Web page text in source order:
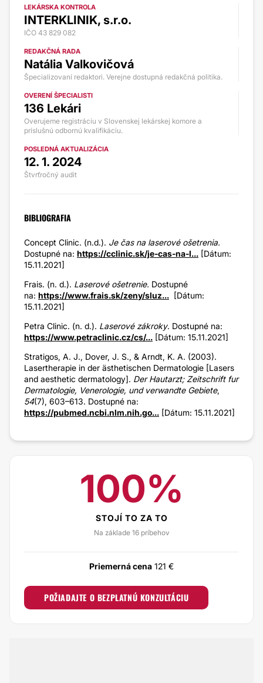
LEKÁRSKA KONTROLA
INTERKLINIK, s.r.o.
IČO 43 829 082
REDAKČNÁ RADA
Natália Valkovičová
Špecializovaní redaktori. Verejne dostupná redakčná politika.
OVERENÍ ŠPECIALISTI
136 Lekári
Overujeme registráciu v Slovenskej lekárskej komore a
príslušnú odbornú kvalifikáciu.
POSLEDNÁ AKTUALIZÁCIA
12. 1. 2024
Štvrťročný audit
BIBLIOGRAFIA
Concept Clinic. (n.d.). Je čas na laserové ošetrenia.
Dostupné na: https://cclinic.sk/je-cas-na-l... [Dátum:
15.11.2021]
Frais. (n. d.). Laserové ošetrenie. Dostupné
na: https://www.frais.sk/zeny/sluz... [Dátum:
15.11.2021]
Petra Clinic. (n. d.). Laserové zákroky. Dostupné na:
https://www.petraclinic.cz/cs/... [Dátum: 15.11.2021]
Stratigos, A. J., Dover, J. S., & Arndt, K. A. (2003).
Lasertherapie in der ästhetischen Dermatologie [Lasers
and aesthetic dermatology]. Der Hautarzt; Zeitschrift fur
Dermatologie, Venerologie, und verwandte Gebiete,
54(7), 603–613. Dostupné na:
https://pubmed.ncbi.nlm.nih.go... [Dátum: 15.11.2021]
100%
STOJÍ TO ZA TO
Na základe 16 príbehov
Priemerná cena 121 €
POŽIADAJTE O BEZPLATNÚ KONZULTÁCIU